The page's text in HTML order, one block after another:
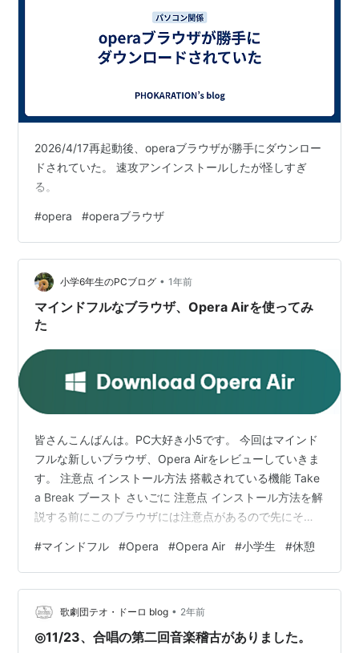
デスクトップ版のレンダリングエンジンを移植し
た、ネイティブで動作するフルブラウザ。Opera
Mini同様のデータ圧縮機能Opera Turboを搭載するた
め、従来のOpera MobileとOpera Miniは統合された
Opera Mini
サーバでデータを圧縮し、端末側で描画するブラウ
iOS、Android、J2MEなど
iOSのタッチパネル、フリップに最適化された新しい
インターフェースが特徴のブラウザ。
Opera の普及率
W3Schools のブラウザ分析によると、2008年1月現在
でのOpera人口は全体の1.4%である。
日本での商業的展開
2004年5月14日[京セラのPHS、AH-K3001V(通称京ぽ
)にOperaが初めて搭載され、携帯電話上でPC上と変
また、同年10月14日にauの携帯電話、W21CAにOpera
が搭載*1された。現在、auのほとんどの携帯電話に
OperaベースのPCサイトビューアーが搭載されてい
る。
2006年2月15日、ニンテンドーDSにOperaベースのブ
2026/4/17再起動後、operaブラウザが勝手にダウンロー
ドされていた。 速攻アンインストールしたが怪しすぎ
る。
#opera #operaブラウザ
小学6年生のPCブログ • 1年前
マインドフルなブラウザ、Opera Airを使ってみ
た
皆さんこんばんは。PC大好き小5です。 今回はマインド
フルな新しいブラウザ、Opera Airをレビューしていきま
す。 注意点 インストール方法 搭載されている機能 Take
a Break ブースト さいごに 注意点 インストール方法を解
説する前にこのブラウザには注意点があるので先にその
収されています。奇虎360は過去に自作自演ウイルスな
どの不祥事で有名です。 中国企業傘下の会社が開発して
いるブラウザだということは覚えておきましょう。 次に
インストール方法について解説していきます。 インスト
ール方法 www.opera.comまず…
#マインドフル #Opera #Opera Air #小学生 #休憩
歌劇団テオ・ドーロ blog • 2年前
◎11/23、合唱の第二回音楽稽古がありました。